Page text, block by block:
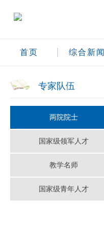
首页 综合新闻
专家队伍
两院院士
国家级领军人才
教学名师
国家级青年人才